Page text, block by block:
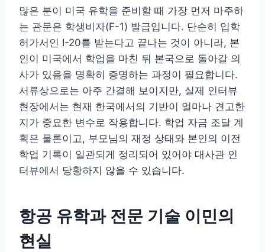
많은 분이 미국 유학을 준비할 때 가장 먼저 마주하
는 관문은 학생비자(F-1) 발급입니다. 단순히 입학
허가서인 I-20를 받는다고 끝나는 것이 아니라, 본
인이 미국에서 학업을 마친 뒤 본국으로 돌아갈 의
사가 있음을 명확히 증명하는 과정이 필요합니다.
서류상으로는 아주 간결해 보이지만, 실제 인터뷰
현장에서는 현재 한국에서의 기반이 얼마나 견고한
지가 중요한 변수로 작용합니다. 학업 자금 조달 계
획은 물론이고, 부모님의 재정 상태와 본인의 이전
학업 기록이 일관되게 정리되어 있어야 대사관 인
터뷰에서 당황하지 않을 수 있습니다.
항공 유학과 전문 기술 이민의
현실